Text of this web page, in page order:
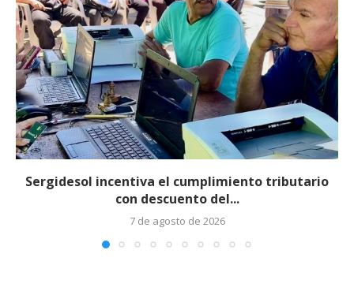
Sergidesol incentiva el cumplimiento tributario
con descuento del...
7 de agosto de 2026